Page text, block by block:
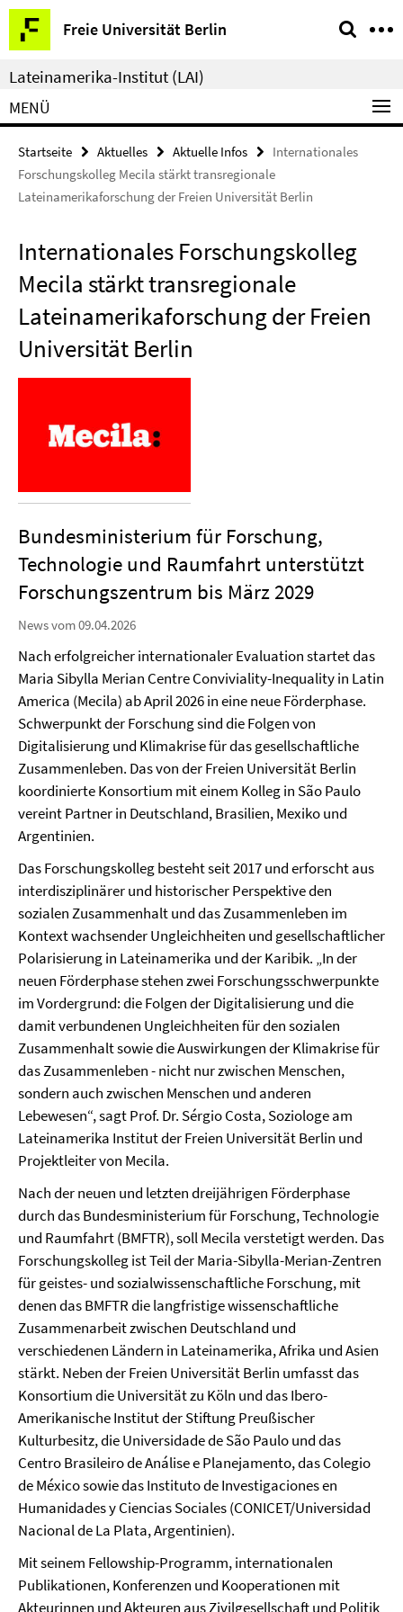
Springe
direkt
zu
Inhalt
Freie Universität Berlin
Service-
Navigation
Lateinamerika-Institut (LAI)
MENÜ
Startseite Aktuelles Aktuelle Infos
Internationales
Forschungskolleg Mecila stärkt transregionale
Lateinamerikaforschung der Freien Universität Berlin
Internationales Forschungskolleg
Mecila stärkt transregionale
Lateinamerikaforschung der Freien
Universität Berlin
Bundesministerium für Forschung,
Technologie und Raumfahrt unterstützt
Forschungszentrum bis März 2029
News vom 09.04.2026
Nach erfolgreicher internationaler Evaluation startet das
Maria Sibylla Merian Centre Conviviality-Inequality in Latin
America (Mecila) ab April 2026 in eine neue Förderphase.
Schwerpunkt der Forschung sind die Folgen von
Digitalisierung und Klimakrise für das gesellschaftliche
Zusammenleben. Das von der Freien Universität Berlin
koordinierte Konsortium mit einem Kolleg in São Paulo
vereint Partner in Deutschland, Brasilien, Mexiko und
Argentinien.
Das Forschungskolleg besteht seit 2017 und erforscht aus
interdisziplinärer und historischer Perspektive den
sozialen Zusammenhalt und das Zusammenleben im
Kontext wachsender Ungleichheiten und gesellschaftlicher
Polarisierung in Lateinamerika und der Karibik. „In der
neuen Förderphase stehen zwei Forschungsschwerpunkte
im Vordergrund: die Folgen der Digitalisierung und die
damit verbundenen Ungleichheiten für den sozialen
Zusammenhalt sowie die Auswirkungen der Klimakrise für
das Zusammenleben - nicht nur zwischen Menschen,
sondern auch zwischen Menschen und anderen
Lebewesen“, sagt Prof. Dr. Sérgio Costa, Soziologe am
Lateinamerika Institut der Freien Universität Berlin und
Projektleiter von Mecila.
Nach der neuen und letzten dreijährigen Förderphase
durch das Bundesministerium für Forschung, Technologie
und Raumfahrt (BMFTR), soll Mecila verstetigt werden. Das
Forschungskolleg ist Teil der Maria-Sibylla-Merian-Zentren
für geistes- und sozialwissenschaftliche Forschung, mit
denen das BMFTR die langfristige wissenschaftliche
Zusammenarbeit zwischen Deutschland und
verschiedenen Ländern in Lateinamerika, Afrika und Asien
stärkt. Neben der Freien Universität Berlin umfasst das
Konsortium die Universität zu Köln und das Ibero-
Amerikanische Institut der Stiftung Preußischer
Kulturbesitz, die Universidade de São Paulo und das
Centro Brasileiro de Análise e Planejamento, das Colegio
de México sowie das Instituto de Investigaciones en
Humanidades y Ciencias Sociales (CONICET/Universidad
Nacional de La Plata, Argentinien).
Mit seinem Fellowship-Programm, internationalen
Publikationen, Konferenzen und Kooperationen mit
Akteurinnen und Akteuren aus Zivilgesellschaft und Politik